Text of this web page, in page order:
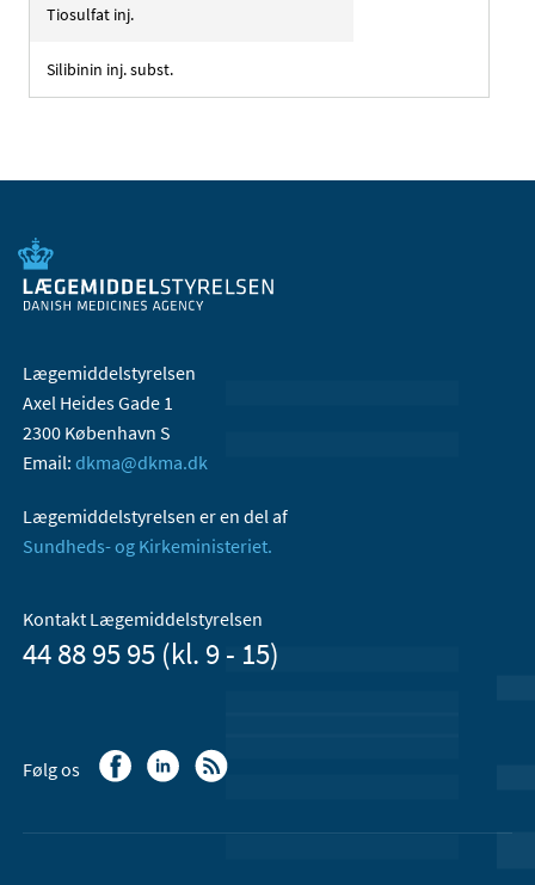
Tiosulfat inj.
Silibinin inj. subst.
Lægemiddelstyrelsen
Axel Heides Gade 1
2300 København S
Email: dkma@dkma.dk
Lægemiddelstyrelsen er en del af
Sundheds- og Kirkeministeriet.
Kontakt Lægemiddelstyrelsen
44 88 95 95 (kl. 9 - 15)
Følg os